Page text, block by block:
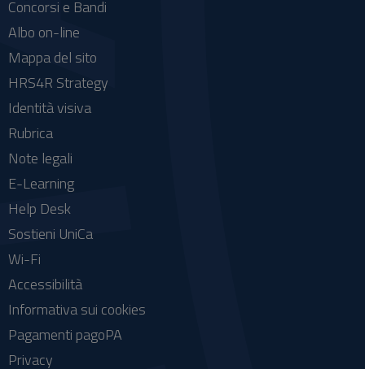
Concorsi e Bandi
Albo on-line
Mappa del sito
HRS4R Strategy
Identità visiva
Rubrica
Note legali
E-Learning
Help Desk
Sostieni UniCa
Wi-Fi
Accessibilità
Informativa sui cookies
Pagamenti pagoPA
Privacy